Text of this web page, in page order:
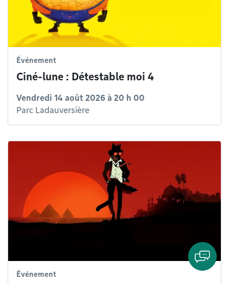
Événement
Ciné-lune : Détestable moi 4
Vendredi 14 août 2026 à 20 h 00
Parc Ladauversière
Événement